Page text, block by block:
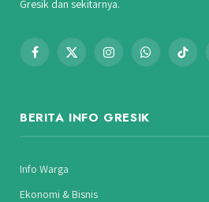
Gresik dan sekitarnya.
Facebook
X
InstagramWhatsAppTikTok
BERITA INFO GRESIK
Info Warga
Ekonomi & Bisnis